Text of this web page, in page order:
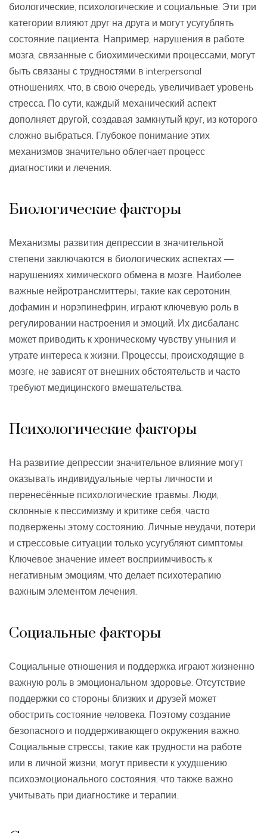
биологические, психологические и социальные. Эти три
категории влияют друг на друга и могут усугублять
состояние пациента. Например, нарушения в работе
мозга, связанные с биохимическими процессами, могут
быть связаны с трудностями в interpersonal
отношениях, что, в свою очередь, увеличивает уровень
стресса. По сути, каждый механический аспект
дополняет другой, создавая замкнутый круг, из которого
сложно выбраться. Глубокое понимание этих
механизмов значительно облегчает процесс
диагностики и лечения.
Биологические факторы
Механизмы развития депрессии в значительной
степени заключаются в биологических аспектах —
нарушениях химического обмена в мозге. Наиболее
важные нейротрансмиттеры, такие как серотонин,
дофамин и норэпинефрин, играют ключевую роль в
регулировании настроения и эмоций. Их дисбаланс
может приводить к хроническому чувству уныния и
утрате интереса к жизни. Процессы, происходящие в
мозге, не зависят от внешних обстоятельств и часто
требуют медицинского вмешательства.
Психологические факторы
На развитие депрессии значительное влияние могут
оказывать индивидуальные черты личности и
перенесённые психологические травмы. Люди,
склонные к пессимизму и критике себя, часто
подвержены этому состоянию. Личные неудачи, потери
и стрессовые ситуации только усугубляют симптомы.
Ключевое значение имеет восприимчивость к
негативным эмоциям, что делает психотерапию
важным элементом лечения.
Социальные факторы
Социальные отношения и поддержка играют жизненно
важную роль в эмоциональном здоровье. Отсутствие
поддержки со стороны близких и друзей может
обострить состояние человека. Поэтому создание
безопасного и поддерживающего окружения важно.
Социальные стрессы, такие как трудности на работе
или в личной жизни, могут привести к ухудшению
психоэмоционального состояния, что также важно
учитывать при диагностике и терапии.